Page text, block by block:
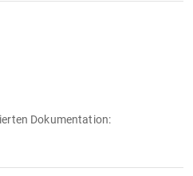
Dokumentation: